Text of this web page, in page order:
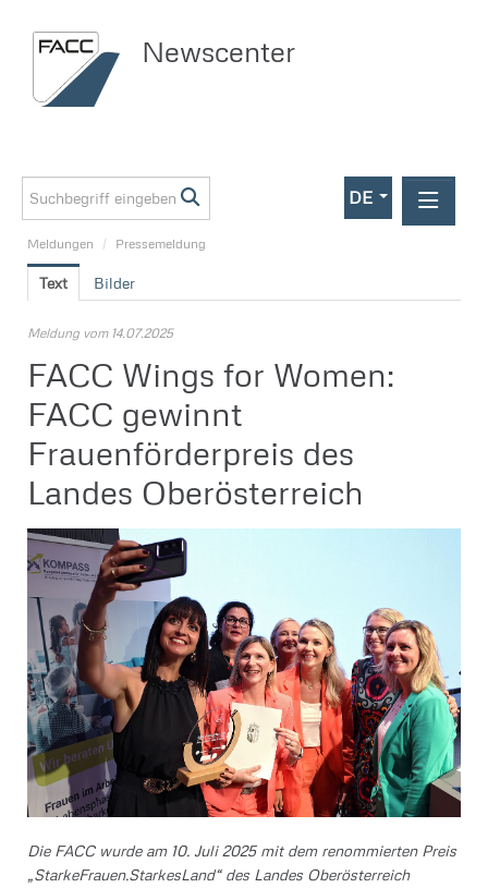
Newscenter
DE
Meldungen
Investor Relations
Pressemeldung
Media
Kontakt
Meldungen / Pressemeldung
Text Bilder
Meldung vom 14.07.2025
FACC Wings for Women:
FACC gewinnt
Frauenförderpreis des
Landes Oberösterreich
Die FACC wurde am 10. Juli 2025 mit dem renommierten Preis
„StarkeFrauen.StarkesLand“ des Landes Oberösterreich